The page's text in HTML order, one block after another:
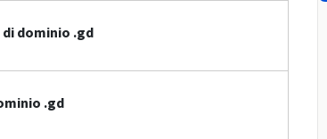
dominio .gd
.gd